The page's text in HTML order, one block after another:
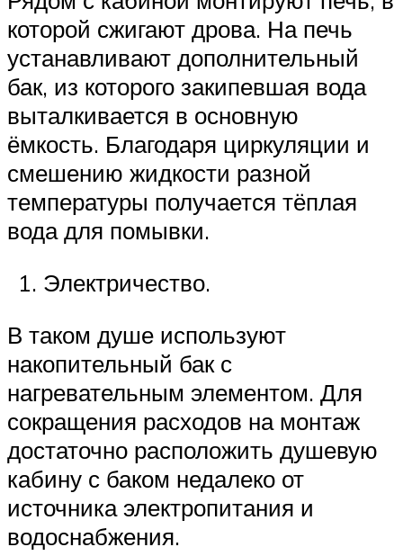
которой сжигают дрова. На печь
устанавливают дополнительный
бак, из которого закипевшая вода
выталкивается в основную
ёмкость. Благодаря циркуляции и
смешению жидкости разной
температуры получается тёплая
вода для помывки.
Электричество.
В таком душе используют
накопительный бак с
нагревательным элементом. Для
сокращения расходов на монтаж
достаточно расположить душевую
кабину с баком недалеко от
источника электропитания и
водоснабжения.